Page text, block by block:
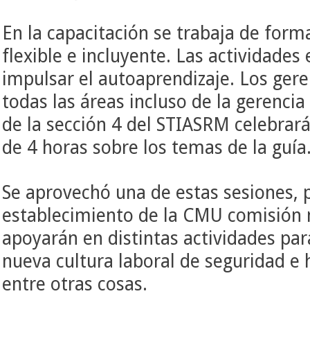
En la capacitación se trabaja de
flexible e incluyente. Las actividades
impulsar el autoaprendizaje. Los
todas las áreas incluso de la
de la sección 4 del STIASRM
de 4 horas sobre los temas de la
Se aprovechó una de estas
establecimiento de la CMU comisión
apoyarán en distintas actividades
nueva cultura laboral de seguridad e
entre otras cosas.